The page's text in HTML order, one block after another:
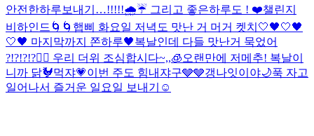
안전한하루보내기…!!!!!🌧️☔️ 그리고 좋은하루도 ! ❤️챌린지
비하인드🌀🌀 햅삐 화요일 저녁도 맛난 거 머거 켓치🤍🖤🤍🖤
🤍🖤 마지막까지 쫀하루🖤복날인데 다들 맛난거 묵었어
?!?!?!?❤️‍🔥 우리 더위 조심합시다~,,🧊오랜만에 저메추! 복날이
니까 닭🐓먹쟈💗이번 주도 힘내쟈구🩶🩶갱나잇이야🌙푹 자고
일어나서 즐거운 일요일 보내기☺️